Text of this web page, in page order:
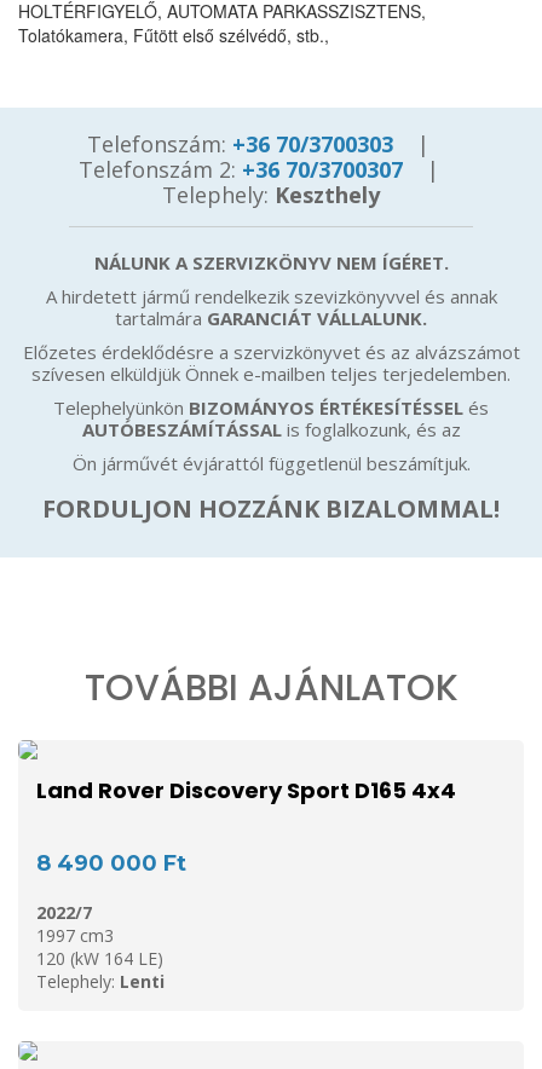
HOLTÉRFIGYELŐ, AUTOMATA PARKASSZISZTENS,
Tolatókamera, Fűtött első szélvédő, stb.,
Telefonszám: +36 70/3700303
|
Telefonszám 2: +36 70/3700307
|
Telephely: Keszthely
NÁLUNK A SZERVIZKÖNYV NEM ÍGÉRET.
A hirdetett jármű rendelkezik szevizkönyvvel és annak
tartalmára GARANCIÁT VÁLLALUNK.
Előzetes érdeklődésre a szervizkönyvet és az alvázszámot
szívesen elküldjük Önnek e-mailben teljes terjedelemben.
Telephelyünkön BIZOMÁNYOS ÉRTÉKESÍTÉSSEL és
AUTÓBESZÁMÍTÁSSALis foglalkozunk, és az
Ön járművét évjárattól függetlenül beszámítjuk.
FORDULJON HOZZÁNK BIZALOMMAL!
TOVÁBBI AJÁNLATOK
Land Rover Discovery Sport D165 4x4
8 490 000 Ft
2022/7
1997 cm3
120 (kW 164 LE)
Telephely: Lenti